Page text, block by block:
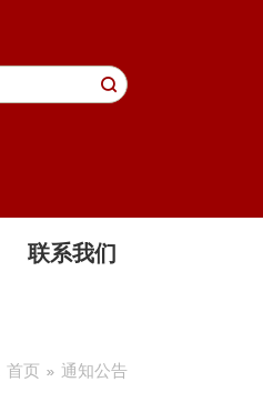
联系我们
首页 通知公告